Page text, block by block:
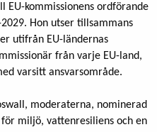
EU-kommissionens ordförande
Hon utser tillsammans
utifrån EU-ländernas
från varje EU-land,
varsitt ansvarsområde.
moderaterna, nominerad
miljö, vattenresiliens och en